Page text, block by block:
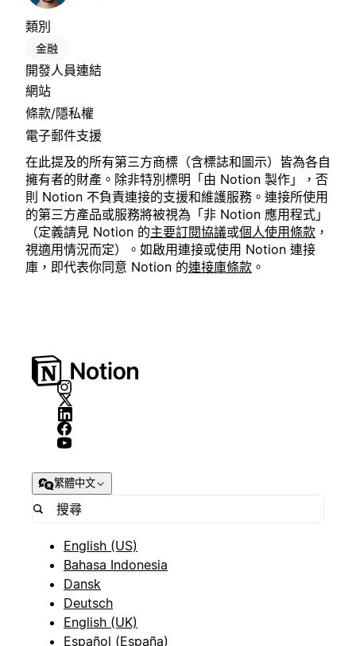
類別
金融
開發人員連結
網站
條款/隱私權
電子郵件支援
在此提及的所有第三方商標（含標誌和圖示）皆為各自
擁有者的財產。除非特別標明「由 Notion 製作」，否
則 Notion 不負責連接的支援和維護服務。連接所使用
的第三方產品或服務將被視為「非 Notion 應用程式」
（定義請見 Notion 的主要訂閱協議或個人使用條款 ，
視適用情況而定）。如啟用連接或使用 Notion 連接
庫，即代表你同意 Notion 的連接庫條款 。
繁體中文
English (US)
Bahasa Indonesia
Dansk
Deutsch
English (UK)
Español (España)